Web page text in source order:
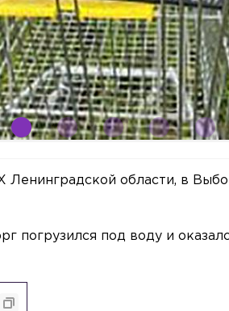
области, в
погрузился под воду и